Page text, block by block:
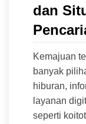
dan
Kemajuan
banyak
hiburan,
layanan
seperti